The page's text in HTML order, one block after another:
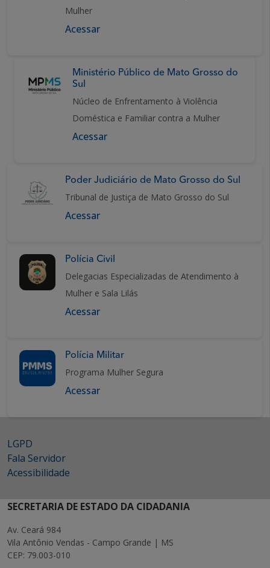
Mulher
Acessar
Ministério Público de Mato Grosso do
Sul
Núcleo de Enfrentamento à Violência
Doméstica e Familiar contra a Mulher
Acessar
Poder Judiciário de Mato Grosso do Sul
Tribunal de Justiça de Mato Grosso do Sul
Acessar
Polícia Civil
Delegacias Especializadas de Atendimento à
Mulher e Sala Lilás
Acessar
Polícia Militar
Programa Mulher Segura
Acessar
LGPD
Fala Servidor
Acessibilidade
SECRETARIA DE ESTADO DA CIDADANIA
Av. Ceará 984
Vila Antônio Vendas - Campo Grande | MS
CEP: 79.003-010